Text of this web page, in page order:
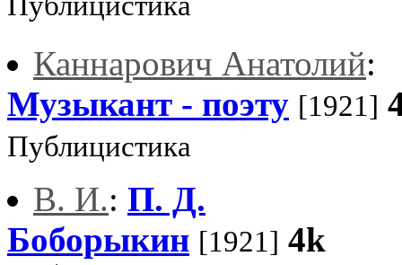
Публицистика
Каннарович Анатолий:
Музыкант - поэту [1921]
Публицистика
В. И.: П. Д.
Боборыкин [1921] 4k